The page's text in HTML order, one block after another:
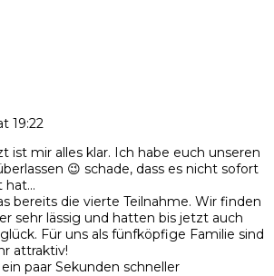
19:22
ist mir alles klar. Ich habe euch unseren
😉 schade, dass es nicht sofort
hat…
bereits die vierte Teilnahme. Wir finden
sehr lässig und hatten bis jetzt auch
Für uns als fünfköpfige Familie sind
attraktiv!
paar Sekunden schneller